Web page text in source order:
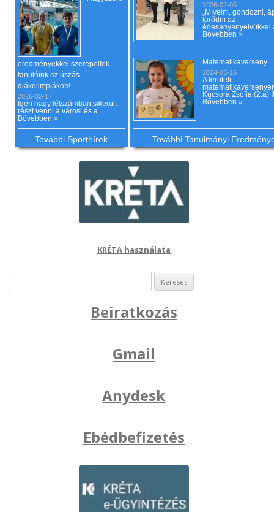
eredményekkel szerepeltek
tanulóink az úszás
diákolimpiákon!
2026-02-17
Igen nagy létszámban sikerült
részt venni a városi és a …
Bővebben »
További Sporthírek
2026-02-05
„Mívelni, gondozni,
törődni az
Bővebben »
Matematikaverseny
2024-05-16
A területi
Kucsora Zsófia (2.a)
Bővebben »
További Tanulmányi
KRÉTA használata
Beiratkozás
Gmail
Anydesk
Ebédbefizetés